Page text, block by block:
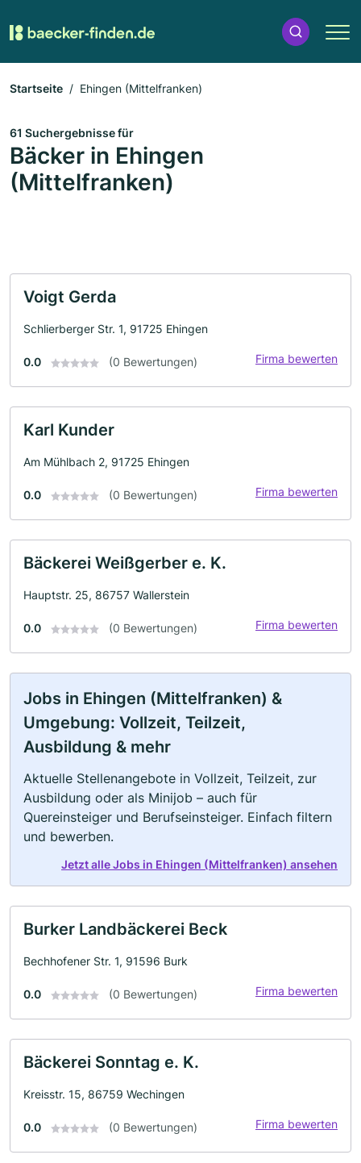
Startseite Ehingen (Mittelfranken)
61 Suchergebnisse für
Bäcker in Ehingen
(Mittelfranken)
Voigt Gerda
Schlierberger Str. 1, 91725 Ehingen
0.0 (0 Bewertungen) Firma bewerten
Karl Kunder
Am Mühlbach 2, 91725 Ehingen
0.0 (0 Bewertungen) Firma bewerten
Bäckerei Weißgerber e. K.
Hauptstr. 25, 86757 Wallerstein
0.0 (0 Bewertungen) Firma bewerten
Jobs in Ehingen (Mittelfranken) &
Umgebung: Vollzeit, Teilzeit,
Ausbildung & mehr
Aktuelle Stellenangebote in Vollzeit, Teilzeit, zur
Ausbildung oder als Minijob – auch für
Quereinsteiger und Berufseinsteiger. Einfach filtern
und bewerben.
Jetzt alle Jobs in Ehingen (Mittelfranken) ansehen
Burker Landbäckerei Beck
Bechhofener Str. 1, 91596 Burk
0.0 (0 Bewertungen) Firma bewerten
Bäckerei Sonntag e. K.
Kreisstr. 15, 86759 Wechingen
0.0 (0 Bewertungen) Firma bewerten